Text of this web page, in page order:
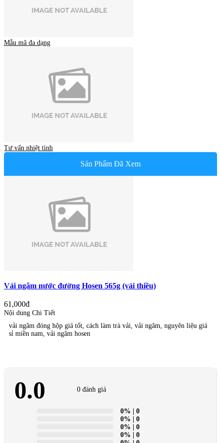
Mẫu mã đa dạng
Tư vấn nhiệt tình
Sản Phẩm Đã Xem
Vải ngâm nước đường Hosen 565g (vải thiều)
61,000đ
Nội dung Chi Tiết
vải ngâm đóng hộp giá tốt, cách làm trà vải, vải ngâm, nguyên liệu giá
sỉ miền nam, vải ngâm hosen
0.0 0 đánh giá
0% | 0
0% | 0
0% | 0
0% | 0